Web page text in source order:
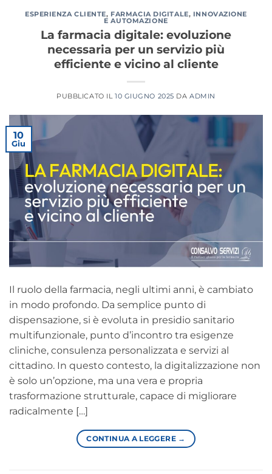
ESPERIENZA CLIENTE, FARMACIA DIGITALE, INNOVAZIONE
E AUTOMAZIONE
La farmacia digitale: evoluzione
necessaria per un servizio più
efficiente e vicino al cliente
PUBBLICATO IL 10 GIUGNO 2025 DAADMIN
10
Giu
Il ruolo della farmacia, negli ultimi anni, è cambiato
in modo profondo. Da semplice punto di
dispensazione, si è evoluta in presidio sanitario
multifunzionale, punto d’incontro tra esigenze
cliniche, consulenza personalizzata e servizi al
cittadino. In questo contesto, la digitalizzazione non
è solo un’opzione, ma una vera e propria
trasformazione strutturale, capace di migliorare
radicalmente […]
CONTINUA A LEGGERE →